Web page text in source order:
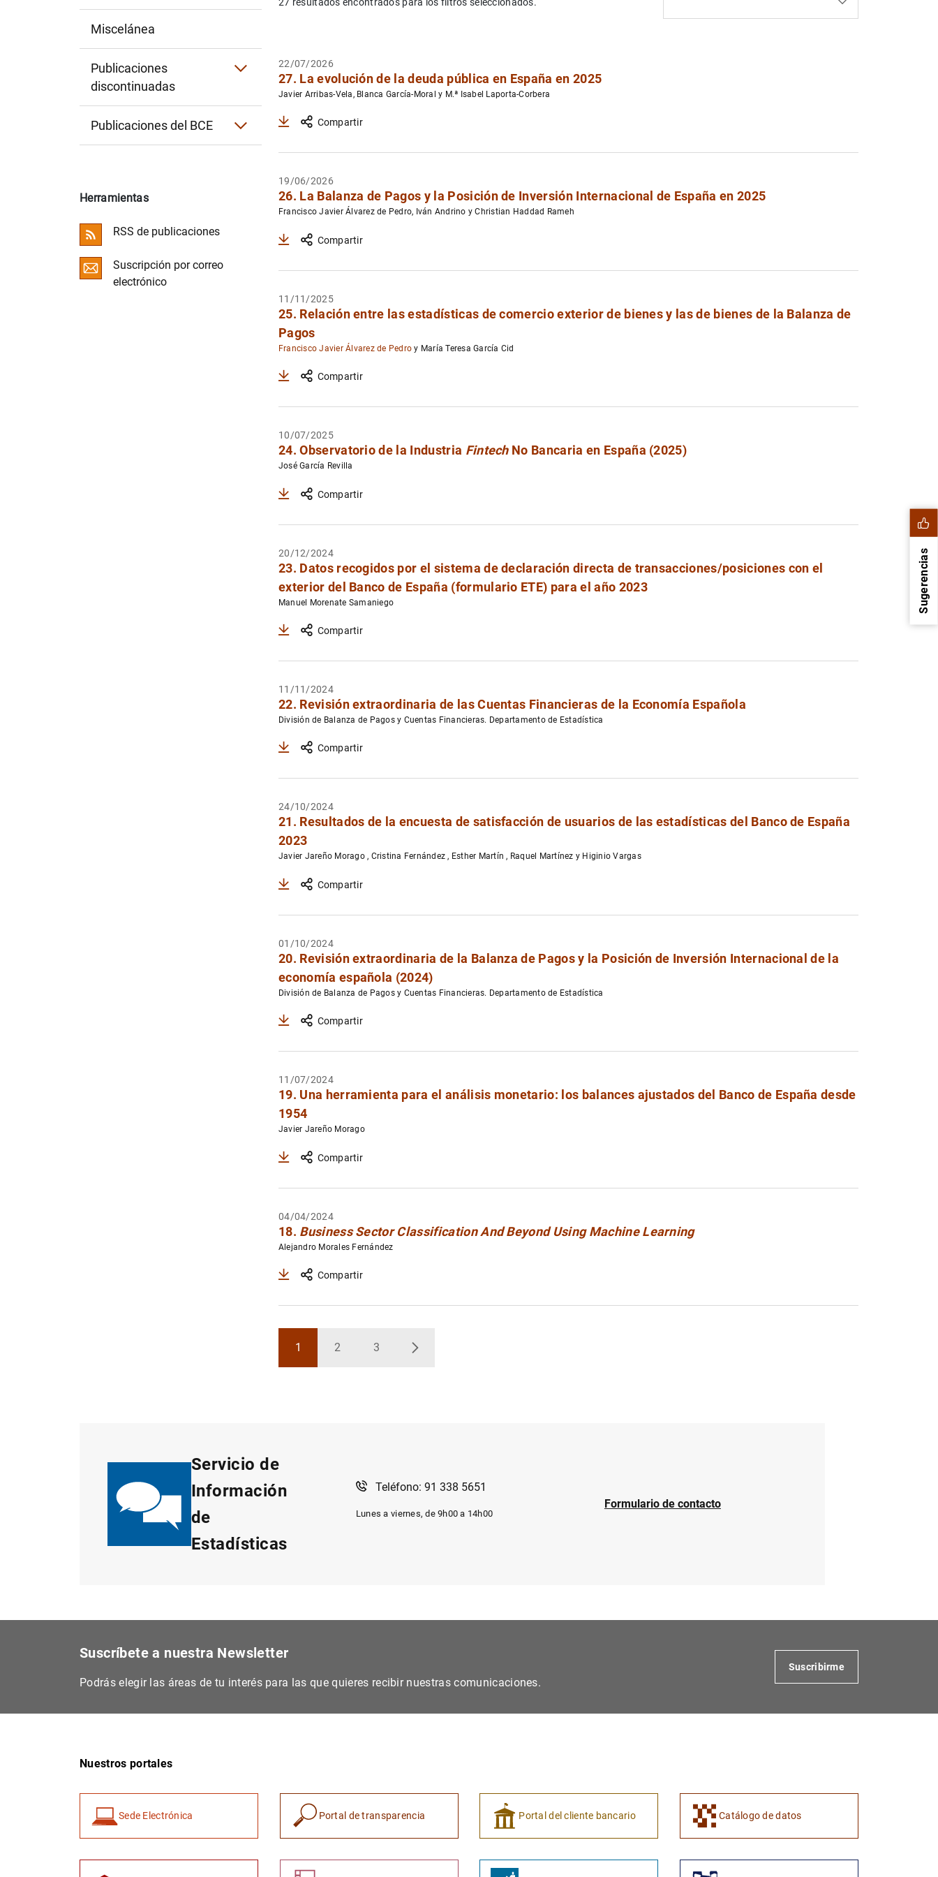
Historia económica
Informe de la situación financiera de los hogares y las empresas
Encuesta de Competencias Financieras
Notas Estadísticas
Miscelánea
Publicaciones
discontinuadas
Otras publicaciones
Publicaciones del BCE
Informe Anual delBCE
Informe Anual sobre las actividades de supervisión del BCE
Boletín Económico del BCE
Otras publicaciones
Herramientas
RSS de publicaciones
Suscripción por correo
electrónico
22/07/2026
27. La evolución de la deuda pública en España en 2025
Javier Arribas-Vela, Blanca García-Moral y M.ª Isabel Laporta-Corbera
Compartir
19/06/2026
26. La Balanza de Pagos y la Posición de Inversión Internacional de España en 2025
Francisco Javier Álvarez de Pedro, Iván Andrino y Christian Haddad Rameh
Compartir
11/11/2025
25. Relación entre las estadísticas de comercio exterior de bienes y las de bienes de la Balanza de
Pagos
Francisco Javier Álvarez de Pedro y María Teresa García Cid
Compartir
10/07/2025
24. Observatorio de la Industria FintechNo Bancaria en España (2025)
José García Revilla
Compartir
20/12/2024
23. Datos recogidos por el sistema de declaración directa de transacciones/posiciones con el
exterior del Banco de España (formulario ETE) para el año 2023
Manuel Morenate Samaniego
Compartir
11/11/2024
22. Revisión extraordinaria de las Cuentas Financieras de la Economía Española
División de Balanza de Pagos y Cuentas Financieras. Departamento de Estadística
Compartir
24/10/2024
21. Resultados de la encuesta de satisfacción de usuarios de las estadísticas del Banco de España
2023
Javier Jareño Morago , Cristina Fernández , Esther Martín , Raquel Martínez y Higinio Vargas
Compartir
01/10/2024
20. Revisión extraordinaria de la Balanza de Pagos y la Posición de Inversión Internacional de la
economía española (2024)
División de Balanza de Pagos y Cuentas Financieras. Departamento de Estadística
Compartir
11/07/2024
19. Una herramienta para el análisis monetario: los balances ajustados del Banco de España desde
1954
Javier Jareño Morago
Compartir
04/04/2024
18. Business Sector Classification And Beyond Using Machine Learning
Alejandro Morales Fernández
Compartir
Página
1
Página
2
Página
3
Siguiente
Servicio de
Información
de
Estadísticas
Teléfono: 91 338 5651
Lunes a viernes, de 9h00 a 14h00
Formulario de contacto
Sugerencias
Suscríbete a nuestra Newsletter
Podrás elegir las áreas de tu interés para las que quieres recibir nuestras comunicaciones.
Suscribirme
Nuestros portales
Sede Electrónica Portal de transparencia Portal del cliente bancario Catálogo de datos